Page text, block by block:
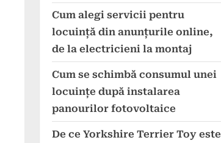
Cum alegi servicii pentru
locuință din anunțurile online,
de la electricieni la montaj
Cum se schimbă consumul unei
locuințe după instalarea
panourilor fotovoltaice
De ce Yorkshire Terrier Toy este